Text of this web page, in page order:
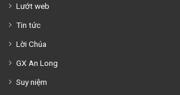
Lướt web
Tin tức
Lời Chúa
GX An Long
Suy niệm